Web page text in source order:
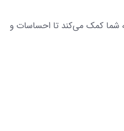
طبیعی است که هر یک از آن‌ها به شما کمک می‌کند تا احساسات و